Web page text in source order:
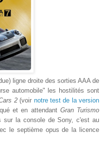
ligne droite des sorties AAA de
automobile" les hostilités sont
2(voir notre test de la version
et en attendant Gran Turismo
sur la console de Sony, c'est au
le septième opus de la licence